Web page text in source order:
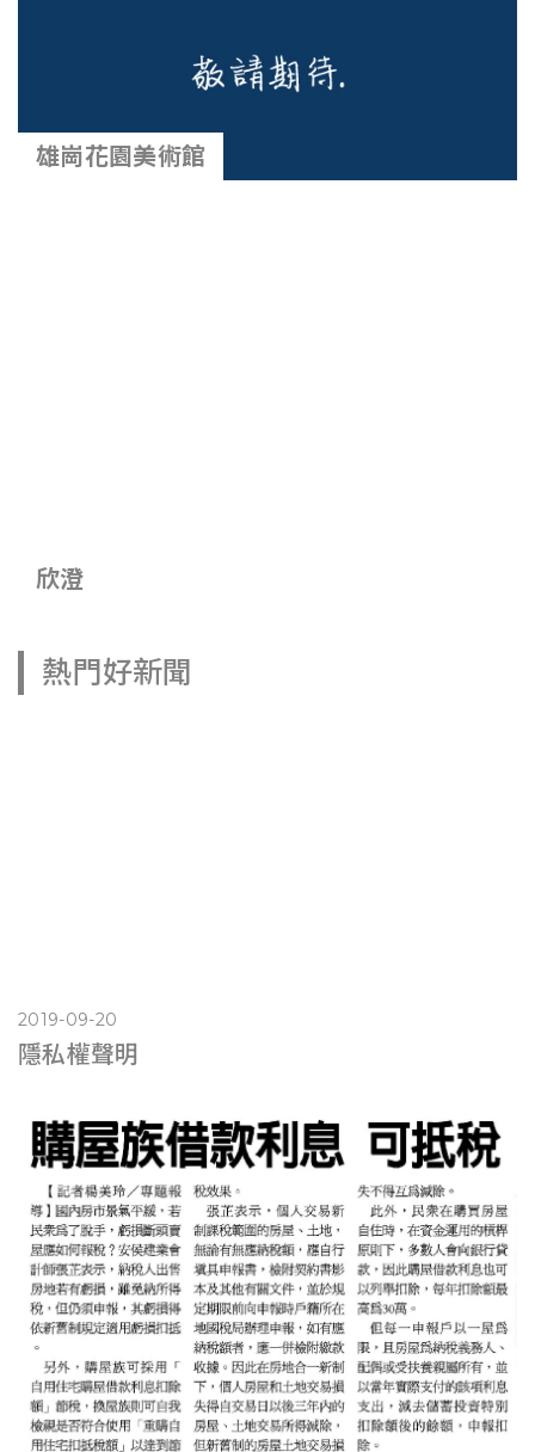
雄崗花園美術館
欣澄
熱門好新聞
2019-09-20
隱私權聲明